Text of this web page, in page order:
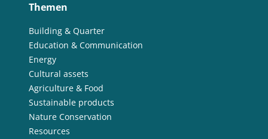
Themen
Building & Quarter
Education & Communication
Energy
Cultural assets
Agriculture & Food
Sustainable products
Nature Conservation
Resources